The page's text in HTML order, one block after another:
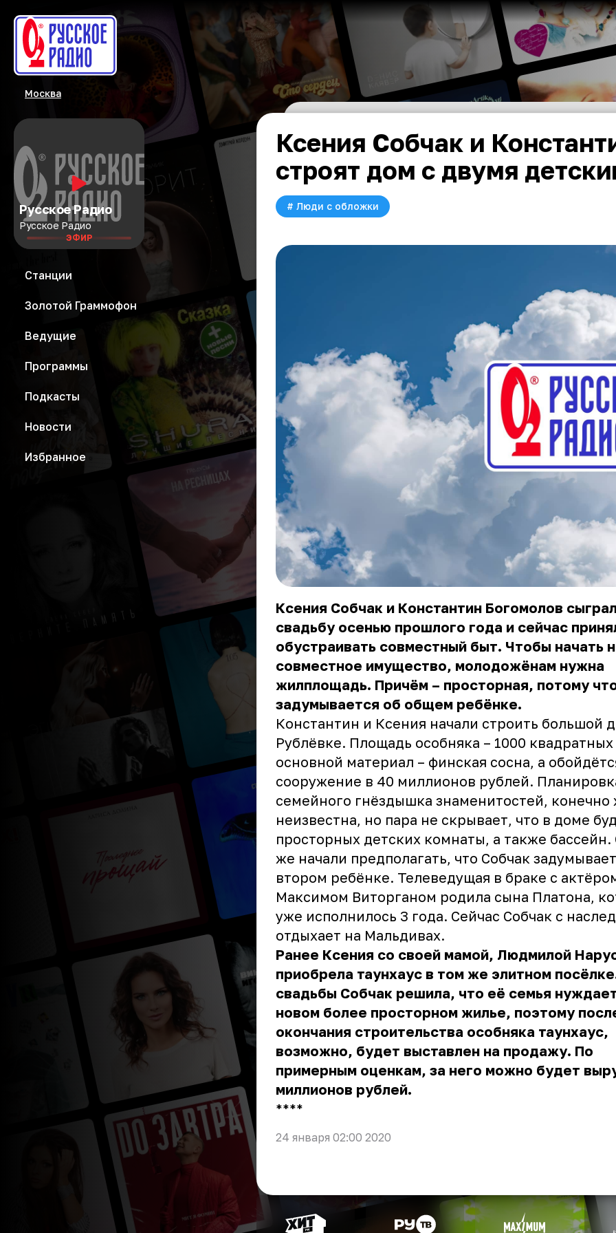
Москва
Русское Радио
Русское Радио
ЭФИР
Станции
Золотой Граммофон
Ведущие
Программы
Подкасты
Новости
Избранное
Ксения Собчак и
строят дом с двумя
# Люди с обложки
Ксения Собчак и Константин Богомолов
свадьбу осенью прошлого года и сейчас
обустраивать совместный быт. Чтобы начать
совместное имущество, молодожёнам нужна
жилплощадь. Причём – просторная, потому
задумывается об общем ребёнке.
Константин и Ксения начали строить большой
Рублёвке. Площадь особняка – 1000
основной материал – финская сосна, а
сооружение в 40 миллионов рублей.
семейного гнёздышка знаменитостей, конечно
неизвестна, но пара не скрывает, что в доме
просторных детских комнаты, а также
же начали предполагать, что Собчак
втором ребёнке. Телеведущая в браке с
Максимом Виторганом родила сына Платона,
уже исполнилось 3 года. Сейчас Собчак с
отдыхает на Мальдивах.
Ранее Ксения со своей мамой, Людмилой
приобрела таунхаус в том же элитном
свадьбы Собчак решила, что её семья
новом более просторном жилье, поэтому
окончания строительства особняка таунхаус,
возможно, будет выставлен на продажу. По
примерным оценкам, за него можно будет
миллионов рублей.
** **
24 января 02:00 2020